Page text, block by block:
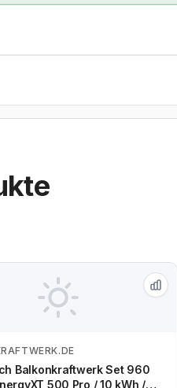
Zum Angebot
Balkonkraftwerk Set 960
500 Pro / 10 kWh /